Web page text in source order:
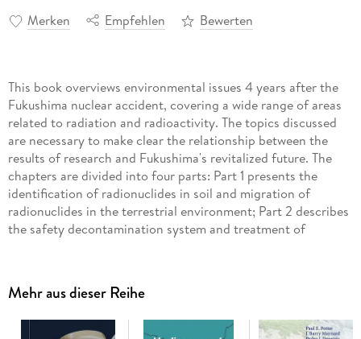
Merken Empfehlen Bewerten
This book overviews environmental issues 4 years after the
Fukushima nuclear accident, covering a wide range of areas
related to radiation and radioactivity. The topics discussed
are necessary to make clear the relationship between the
results of research and Fukushima's revitalized future. The
chapters are divided into four parts: Part 1 presents the
identification of radionuclides in soil and migration of
radionuclides in the terrestrial environment; Part 2 describes
the safety decontamination system and treatment of
identification of radionuclides in farm products, control of
root uptake, identification of decreasing radionuclides by
food processing, and evaluation of internal exposure.
Mehr aus dieser Reihe